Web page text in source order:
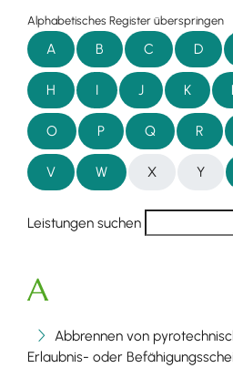
Alphabetisches Register überspringen
A B C D
H I J K
O P Q R
V W X Y
Leistungen suchen
A
Abbrennen von
Erlaubnis- oder